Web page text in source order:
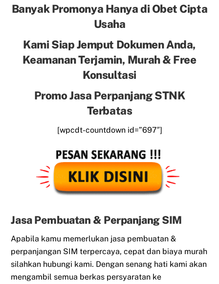
Banyak Promonya Hanya di Obet Cipta
Usaha
Kami Siap Jemput Dokumen Anda,
Keamanan Terjamin, Murah & Free
Konsultasi
Promo Jasa Perpanjang STNK
Terbatas
[wpcdt-countdown id=”697″]
Jasa Pembuatan & Perpanjang SIM
Apabila kamu memerlukan jasa pembuatan &
perpanjangan SIM terpercaya, cepat dan biaya murah
silahkan hubungi kami. Dengan senang hati kami akan
mengambil semua berkas persyaratan ke